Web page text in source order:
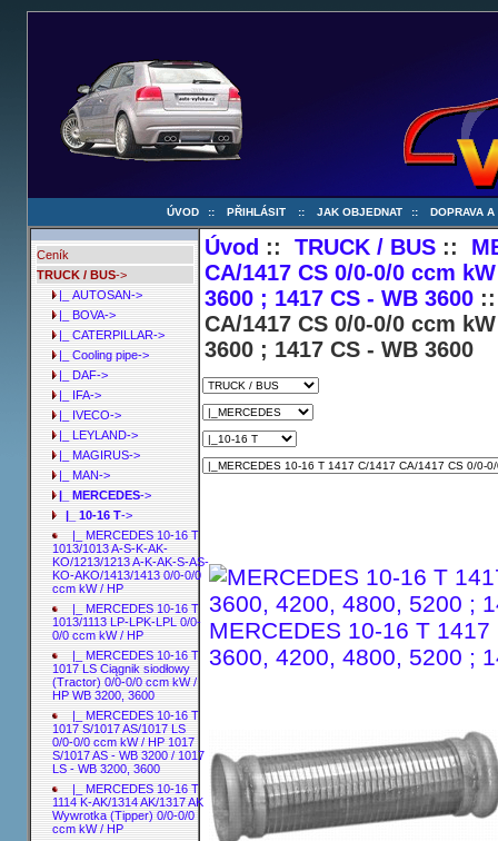
ÚVOD :: PŘIHLÁSIT :: JAK OBJEDNAT :: DOPRAVA A
Ceník
TRUCK / BUS->
|_ AUTOSAN->
|_ BOVA->
|_ CATERPILLAR->
|_ Cooling pipe->
|_ DAF->
|_ IFA->
|_ IVECO->
|_ LEYLAND->
|_ MAGIRUS->
|_ MAN->
|_ MERCEDES->
|_ 10-16 T->
|_ MERCEDES 10-16 T
1013/1013 A-S-K-AK-
KO/1213/1213 A-K-AK-S-AS-
KO-AKO/1413/1413 0/0-0/0
ccm kW / HP
|_ MERCEDES 10-16 T
1013/1113 LP-LPK-LPL 0/0-
0/0 ccm kW / HP
|_ MERCEDES 10-16 T
1017 LS Ciągnik siodłowy
(Tractor) 0/0-0/0 ccm kW /
HP WB 3200, 3600
|_ MERCEDES 10-16 T
1017 S/1017 AS/1017 LS
0/0-0/0 ccm kW / HP 1017
S/1017 AS - WB 3200 / 1017
LS - WB 3200, 3600
|_ MERCEDES 10-16 T
1114 K-AK/1314 AK/1317 AK
Wywrotka (Tipper) 0/0-0/0
ccm kW / HP
Úvod ::TRUCK / BUS ::
CA/1417 CS 0/0-0/0 ccm
3600 ; 1417 CS - WB 3600
CA/1417 CS 0/0-0/0 ccm
3600 ; 1417 CS - WB 3600
MERCEDES 10-16 T
3600, 4200, 4800, 5200 ;